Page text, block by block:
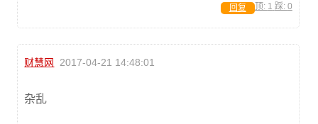
顶: 1 踩: 0
回复
财慧网 2017-04-21 14:48:01
杂乱